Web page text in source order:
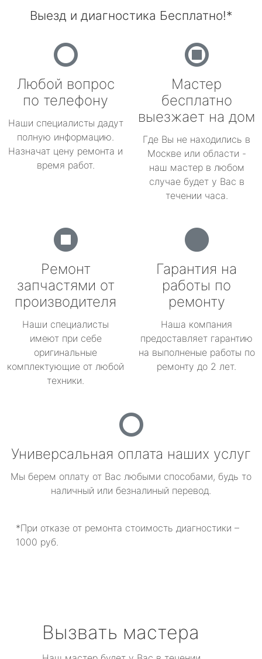
Выезд и диагностика Бесплатно!*
Любой вопрос
по телефону
Наши специалисты дадут
полную информацию.
Назначат цену ремонта и
время работ.
Мастер
бесплатно
выезжает на дом
Где Вы не находились в
Москве или области -
наш мастер в любом
случае будет у Вас в
течении часа.
Ремонт
запчастями от
производителя
Наши специалисты
имеют при себе
оригинальные
комплектующие от любой
техники.
Гарантия на
работы по
ремонту
Наша компания
предоставляет гарантию
на выполненые работы по
ремонту до 2 лет.
Универсальная оплата наших услуг
Мы берем оплату от Вас любыми способами, будь то
наличный или безналиный перевод.
*При отказе от ремонта стоимость диагностики –
1000 руб.
Вызвать мастера